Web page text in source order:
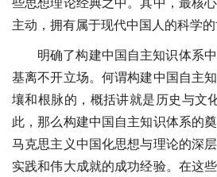
些思想理论经典之中。其中，最核
主动，拥有属于现代中国人的科学的
明确了构建中国自主知识体系
基离不开立场。何谓构建中国自主
壤和根脉的，概括讲就是历史与文
此，那么构建中国自主知识体系的
马克思主义中国化思想与理论的深
实践和伟大成就的成功经验。在这